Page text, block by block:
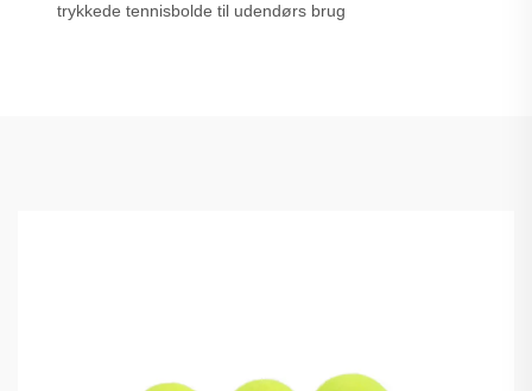
trykkede tennisbolde til udendørs brug